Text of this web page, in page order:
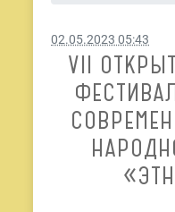
02.05.2023 05:43
VII